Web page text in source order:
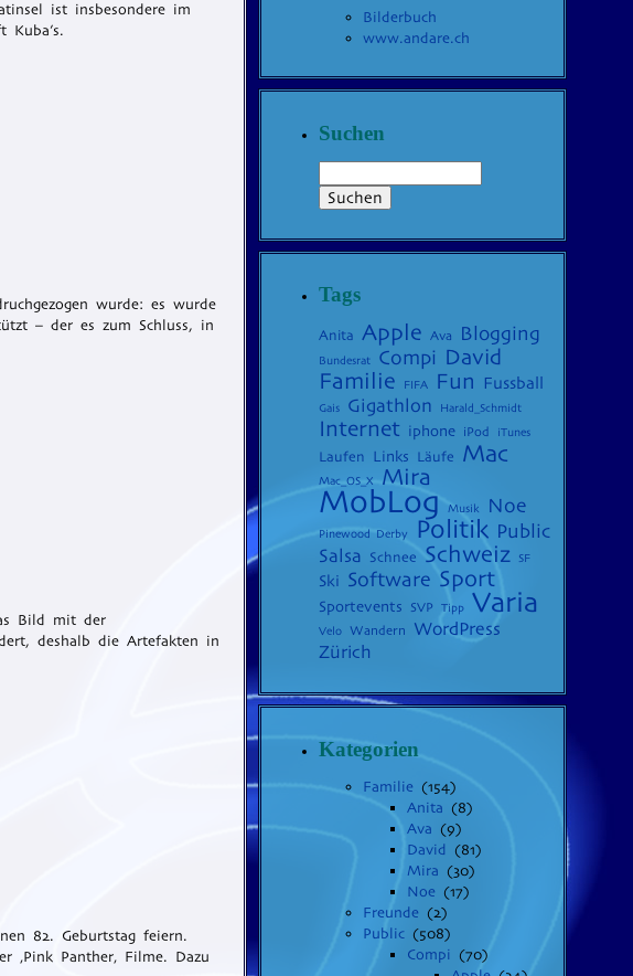
ist insbesondere im
wurde: es wurde
– der es zum Schluss, in
Bild mit der
deshalb die Artefakten in
82. Geburtstag feiern.
‚Pink Panther‚ Filme. Dazu
Bilderbuch
www.andare.ch
Suchen
Tags
Anita Apple Ava Blogging
Bundesrat Compi David
Familie FIFA Fun Fussball
Gais Gigathlon Harald_Schmidt
Internet iphone iPod iTunes
Laufen Links Läufe Mac
Mac_OS_X Mira
MobLog Musik Noe
Pinewood Derby Politik Public
Salsa Schnee Schweiz SF
Ski Software Sport
Sportevents SVP Tipp Varia
Velo Wandern
WordPress
Zürich
Kategorien
Familie (154)
Anita (8)
Ava (9)
David
(81)
Mira (30)
Noe (17)
Freunde (2)
Public (508)
Compi (70)